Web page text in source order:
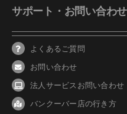
サポート・お問い合わせ
よくあるご質問
お問い合わせ
法人サービスお問い合わせ
バンクーバー店の行き方